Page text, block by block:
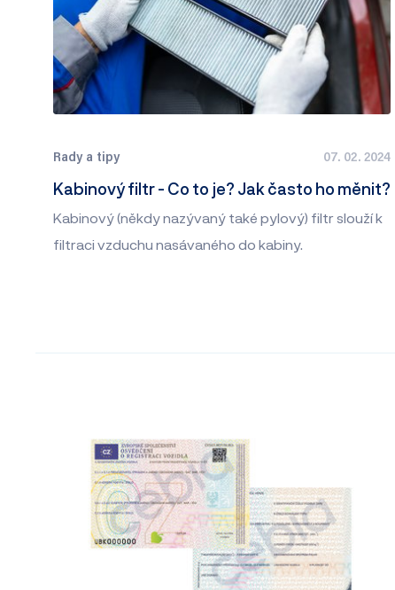
Rady a tipy 07. 02. 2024
Kabinový filtr - Co to je? Jak často ho měnit?
Kabinový (někdy nazývaný také pylový) filtr slouží k
filtraci vzduchu nasávaného do kabiny.